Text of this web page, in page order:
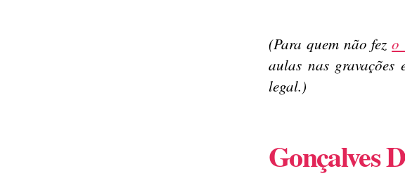
(Para quem não fezo
aulas nas
legal.)
Gonçalves